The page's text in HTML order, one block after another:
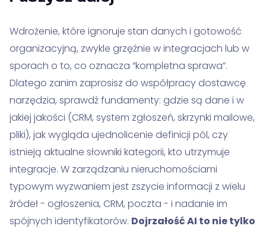
Wdrożenie, które ignoruje stan danych i gotowość
organizacyjną, zwykle grzęźnie w integracjach lub w
sporach o to, co oznacza “kompletna sprawa”.
Dlatego zanim zaprosisz do współpracy dostawcę
narzędzia, sprawdź fundamenty: gdzie są dane i w
jakiej jakości (CRM, system zgłoszeń, skrzynki mailowe,
pliki), jak wygląda ujednolicenie definicji pól, czy
istnieją aktualne słowniki kategorii, kto utrzymuje
integracje. W zarządzaniu nieruchomościami
typowym wyzwaniem jest zszycie informacji z wielu
źródeł - ogłoszenia, CRM, poczta - i nadanie im
spójnych identyfikatorów. Dojrzałość AI to nie tylko